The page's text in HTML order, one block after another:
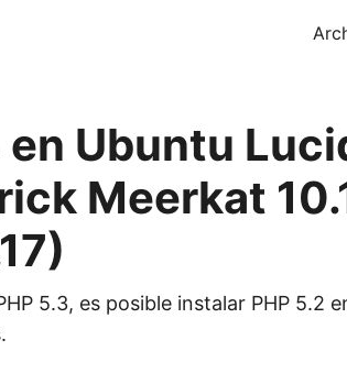
en Ubuntu
Meerkat
5.3, es posible instalar PHP 5.2